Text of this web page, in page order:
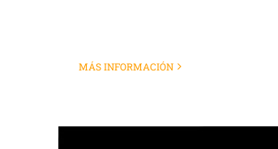
MÁS INFORMACIÓN